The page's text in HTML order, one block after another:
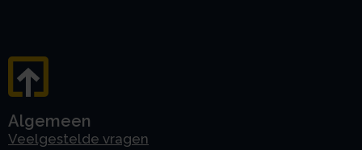
Algemeen
Veelgestelde vragen